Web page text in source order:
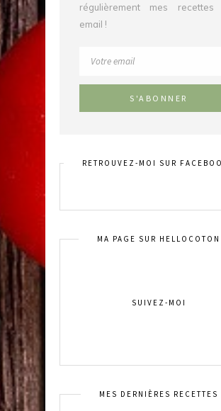
régulièrement mes recettes
email !
RETROUVEZ-MOI SUR
MA PAGE SUR HELLOCOTON
SUIVEZ-MOI
MES DERNIÈRES RECETTES